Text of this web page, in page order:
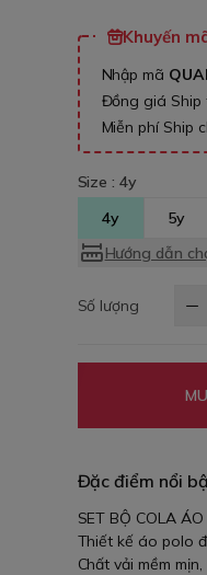
Khuyến
Nhập mã
Đồng giá Ship
Miễn phí Ship
Size :4y
4y
5y
Hướng dẫn
Số lượng
Đặc điểm nổi
SET BỘ COLA
Thiết kế áo polo
Chất vải mềm